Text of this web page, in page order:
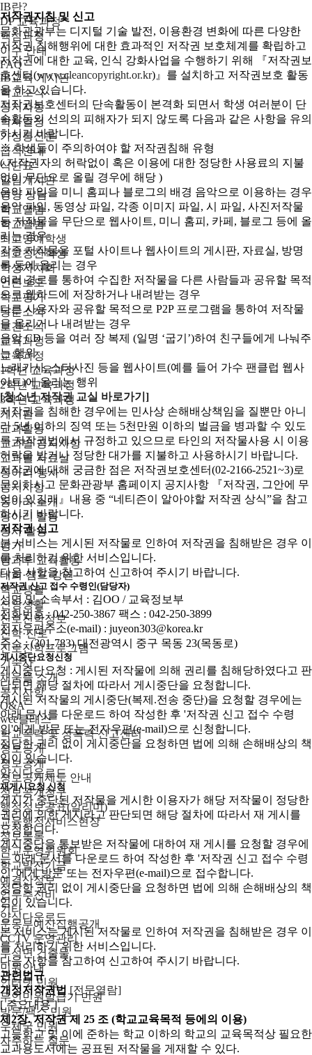
IB란?
DP 교육과정
핵심과정
이수 안내
FAQ
IB교육 게시판
학교소식
공지사항
학사일정
가정통신문
급식안내
식단표
알림게시판
영양 상담
학교앨범
학교앨범
최고명예학생
최고칭찬학생
학생자치회
언론보도
학교평가
동문소식
보건소식
교육과정
교육과정
1학년 교육과정
2학년 교육과정
3학년 교육과정
게시판
교과활동
교과별 공지사항
교과별 자료실
동아리·봉사
공지사항
동아리 소개
동아리 활동
봉사 활동
평가
방과후 교육활동
대회·캠프·강연
학교생활
신앙생활
진로진학정보
진학·진로
진로진학프로그램
기숙사
채움뜰 소개
공지사항
Q&A
wee클래스
학교폭력 및 성폭력 신고센터
정보공개
정보공개
정보공개제도 안내
정보공개청구
행정정보공표(알리미)
교육행정서비스현장
정보목록
학교운영위원회
학교발전기금
예결산정보
업무추진비
기타
운동부예산집행공개
CCTV 운영관리
무석면 건출물
민원안내
인터넷 민원
무인민원발급기 민원
방문/팩스 민원
우체국 민원
자주하는 질문
저작권지침 및 신고
문화관광부는 디지털 기술 발전, 이용환경 변화에 따른 다양한
저작권 침해행위에 대한 효과적인 저작권 보호체계를 확립하고
저작권에 대한 교육, 인식 강화사업을 수행하기 위해 『저작권보
호센터(www.cleancopyright.or.kr)』를 설치하고 저작권보호 활동
을 하고 있습니다.
저작권보호센터의 단속활동이 본격화 되면서 학생 여러분이 단
속활동의 선의의 피해자가 되지 않도록 다음과 같은 사항을 유의
하시기 바랍니다.
※ 학생들이 주의하여야 할 저작권침해 유형
( 저작권자의 허락없이 혹은 이용에 대한 정당한 사용료의 지불
없이 무단으로 올릴 경우에 해당 )
음악 파일을 미니 홈피나 블로그의 배경 음악으로 이용하는 경우
음악 파일, 동영상 파일, 각종 이미지 파일, 시 파일, 사진저작물
등 저작물을 무단으로 웹사이트, 미니 홈피, 카페, 블로그 등에 올
리는 경우
각종 저작물을 포털 사이트나 웹사이트의 게시판, 자료실, 방명
록 등에 올리는 경우
여러 경로를 통하여 수집한 저작물을 다른 사람들과 공유할 목적
으로 웹하드에 저장하거나 내려받는 경우
다른 사용자와 공유할 목적으로 P2P 프로그램을 통하여 저작물
을 올리거나 내려받는 경우
음악 CD 등을 여러 장 복제 (일명 ‘굽기’)하여 친구들에게 나눠주
는 행위
노래가사, 스타사진 등을 웹사이트(예를 들어 가수 팬클럽 웹사
이트)에 올리는 행위
[청소년 저작권 교실 바로가기]
저작권을 침해한 경우에는 민사상 손해배상책임을 질뿐만 아니
라 5년 이하의 징역 또는 5천만원 이하의 벌금을 병과할 수 있도
록 저작권법에서 규정하고 있으므로 타인의 저작물사용 시 이용
허락을 받거나 정당한 대가를 지불하고 사용하시기 바랍니다.
저작권에 대해 궁금한 점은 저작권보호센터(02-2166-2521~3)로
문의하시고 문화관광부 홈페이지 공지사항 『저작권, 그안에 무
엇이 있길래』내용 중 “네티즌이 알아야할 저작권 상식”을 참고
하시기 바랍니다.
저작권 신고
본 서비스는 게시된 저작물로 인하여 저작권을 침해받은 경우 이
를 처리하기 위한 서비스입니다.
다음 사항을 참고하여 신고하여 주시기 바랍니다.
저작권 신고 접수 수령인(담당자)
성명 및 소속부서 : 김OO / 교육정보부
전화번호 : 042-250-3867 팩스 : 042-250-3899
전자우편주소(e-mail) : juyeon303@korea.kr
주소 : (301-783) 대전광역시 중구 목동 23(목동로)
게시중단요청신청
게시중단요청 : 게시된 저작물에 의해 권리를 침해당하였다고 판
단되면 해당 절차에 따라서 게시중단을 요청합니다.
게시된 저작물의 게시중단(복제.전송 중단)을 요청할 경우에는
아래 문서를 다운로드 하여 작성한 후 '저작권 신고 접수 수령
인'에게 방문 또는 전자우편(e-mail)으로 신청합니다.
정당한 권리 없이 게시중단을 요청하면 법에 의해 손해배상의 책
임이 있습니다.
양식다운로드
재게시요청 신청
게시가 중단된 저작물을 게시한 이용자가 해당 저작물이 정당한
권리에 의한 게시라고 판단되면 해당 절차에 따라서 재 게시를
요청합니다.
게시중단을 통보받은 저작물에 대하여 재 게시를 요청할 경우에
는 아래 문서를 다운로드 하여 작성한 후 '저작권 신고 접수 수령
인' 에게 방문 또는 전자우편(e-mail)으로 접수합니다.
정당한 권리 없이 게시중단을 요청하면 법에 의해 손해배상의 책
임이 있습니다.
양식다운로드
본 서비스는 게시된 저작물로 인하여 저작권을 침해받은 경우 이
를 처리하기 위한 서비스입니다.
다음 사항을 참고하여 신고하여 주시기 바랍니다.
관련법규
개정저작권법 [전문열람]
[ 주요내용 ]
제2장. 저작권 제 25 조 (학교교육목적 등에의 이용)
고등학교 및 이에 준하는 학교 이하의 학교의 교육목적상 필요한
교과용도서에는 공표된 저작물을 게재할 수 있다.